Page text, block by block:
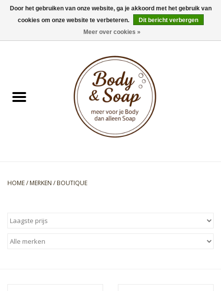
0 Artikelen - €0,00
Doucheproducten
Kids Collection
Sale
HOME/ MERKEN / BOUTIQUE
Door het gebruiken van onze website, ga je akkoord met het gebruik van
cookies om onze website te verbeteren.
Dit bericht verbergen
Meer over cookies »